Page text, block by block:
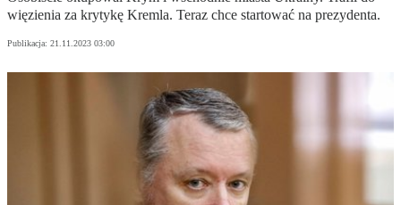
więzienia za krytykę Kremla. Teraz chce startować na prezydenta.
Publikacja: 21.11.2023 03:00